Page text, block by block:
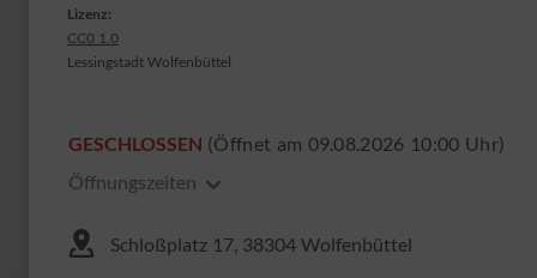
Lizenz:
CC0 1.0
Lessingstadt Wolfenbüttel
GESCHLOSSEN (Öffnet am 09.08.2026 10:00 Uhr)
Öffnungszeiten
Schloßplatz 17, 38304 Wolfenbüttel